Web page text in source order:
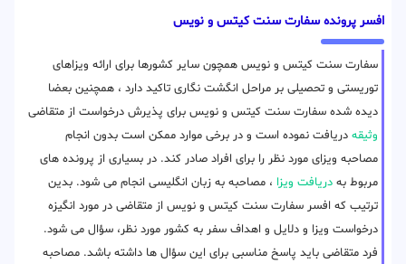
افسر پرونده سفارت سنت کیتس و نویس
سفارت سنت کیتس و نویس همچون سایر کشورها برای ارائه ویزاهای
توریستی و تحصیلی بر مراحل انگشت نگاری تاکید دارد ، همچنین بعضا
دیده شده سفارت سنت کیتس و نویس برای پذیرش درخواست از متقاضی
وثیقه دریافت نموده است و در برخی موارد ممکن است بدون انجام
مصاحبه ویزای مورد نظر را برای افراد صادر کند. در بسیاری از پرونده های
مربوط به دریافت ویزا ، مصاحبه به زبان انگلیسی انجام می شود. بدین
ترتیب که افسر سفارت سنت کیتس و نویس از متقاضی در مورد انگیزه
درخواست ویزا و دلایل و اهداف سفر به کشور مورد نظر، سؤال می شود.
فرد متقاضی باید پاسخ مناسبی برای این سؤال ها داشته باشد. مصاحبه